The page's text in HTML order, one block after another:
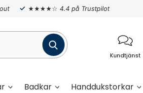
★★★★☆ 4.4 på Trustpilot
Kundtjänst
Badkar Handdukstorkar